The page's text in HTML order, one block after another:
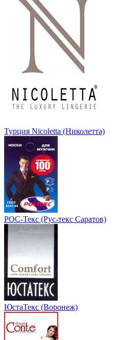
Турция Nicoletta (Николетта)
РОС-Текс (Рус-текс Саратов)
ЮстаТекс (Воронеж)